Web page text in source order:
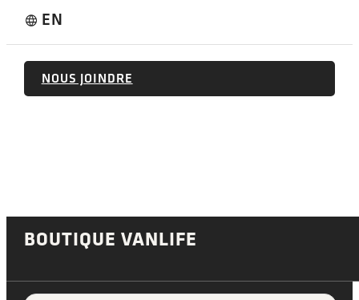
language EN
NOUS JOINDRE
BOUTIQUE VANLIFE